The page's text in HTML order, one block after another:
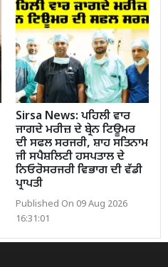
Sirsa News: ਪਹਿਲੀ ਵਾਰ
ਜਾਗਦੇ ਮਰੀਜ਼ ਦੇ ਬ੍ਰੇਨ ਟਿਊਮਰ
ਦੀ ਸਫਲ ਸਰਜਰੀ, ਸ਼ਾਹ ਸਤਿਨਾਮ
ਜੀ ਸਪੈਸ਼ਲਿਟੀ ਹਸਪਤਾਲ ਦੇ
ਨਿਓਰੋਸਰਜਰੀ ਵਿਭਾਗ ਦੀ ਵੱਡੀ
ਪ੍ਰਾਪਤੀ
Published On 09 Aug 2026
16:31:01